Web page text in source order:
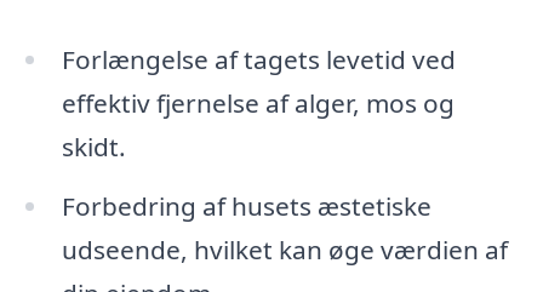
Forlængelse af tagets levetid ved
effektiv fjernelse af alger, mos og
skidt.
Forbedring af husets æstetiske
udseende, hvilket kan øge værdien af